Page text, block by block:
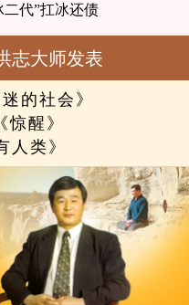
二代”扛冰还债
志大师发表
的社会》
《惊醒》
人类》